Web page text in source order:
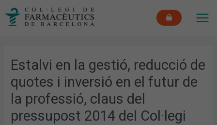
Estalvi en la gestió, reducció de
quotes i inversió en el futur de
la professió, claus del
pressupost 2014 del Col·legi